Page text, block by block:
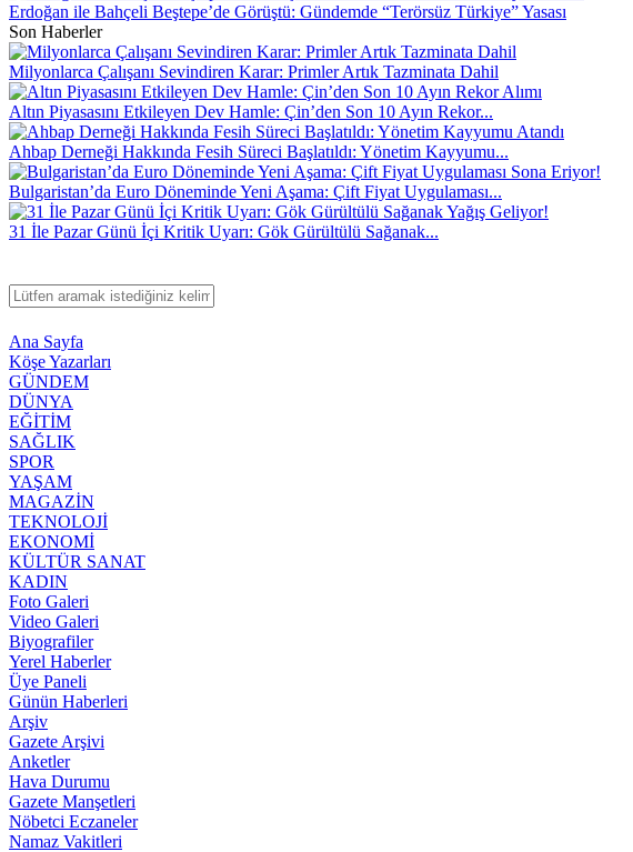
Erdoğan ile Bahçeli Beştepe’de Görüştü: Gündemde “Terörsüz Türkiye” Yasası
Son Haberler
Milyonlarca Çalışanı Sevindiren Karar: Primler Artık Tazminata Dahil
Altın Piyasasını Etkileyen Dev Hamle: Çin’den Son 10 Ayın Rekor...
Ahbap Derneği Hakkında Fesih Süreci Başlatıldı: Yönetim Kayyumu...
Bulgaristan’da Euro Döneminde Yeni Aşama: Çift Fiyat Uygulaması...
31 İle Pazar Günü İçi Kritik Uyarı: Gök Gürültülü Sağanak...
Ana Sayfa
Köşe Yazarları
GÜNDEM
DÜNYA
EĞİTİM
SAĞLIK
SPOR
YAŞAM
MAGAZİN
TEKNOLOJİ
EKONOMİ
KÜLTÜR SANAT
KADIN
Foto Galeri
Video Galeri
Biyografiler
Yerel Haberler
Üye Paneli
Günün Haberleri
Arşiv
Gazete Arşivi
Anketler
Hava Durumu
Gazete Manşetleri
Nöbetci Eczaneler
Namaz Vakitleri